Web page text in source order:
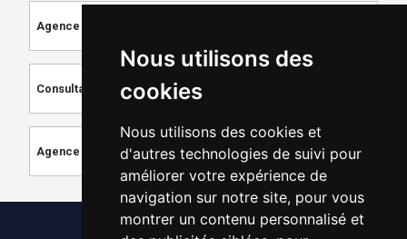
Nous utilisons des
cookies
Nous utilisons des cookies et
d'autres technologies de suivi pour
améliorer votre expérience de
navigation sur notre site, pour vous
montrer un contenu personnalisé et
Agence de Référencement
Consultant SEO
Agence de Création de Site Internet chevron_right